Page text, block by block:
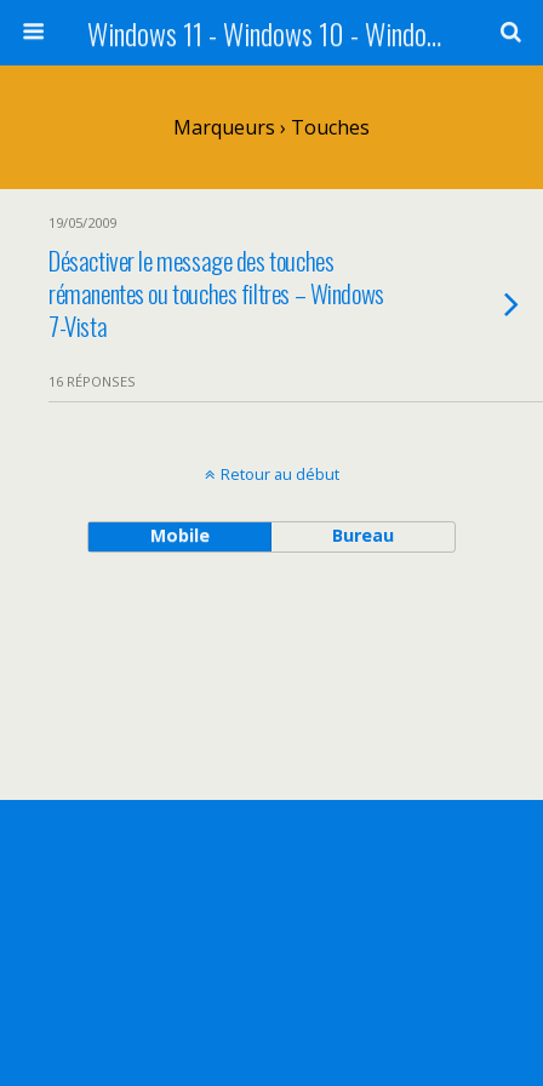
Windows 11 - Windows 10 - Windows 8 - Windows 7 - VISTA
Marqueurs › Touches
19/05/2009
Désactiver le message des touches
rémanentes ou touches filtres – Windows
7-Vista
16 RÉPONSES
Retour au début
Mobile Bureau